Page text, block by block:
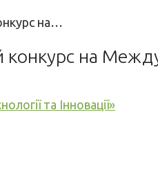
на…
конкурс на
та Інновації»